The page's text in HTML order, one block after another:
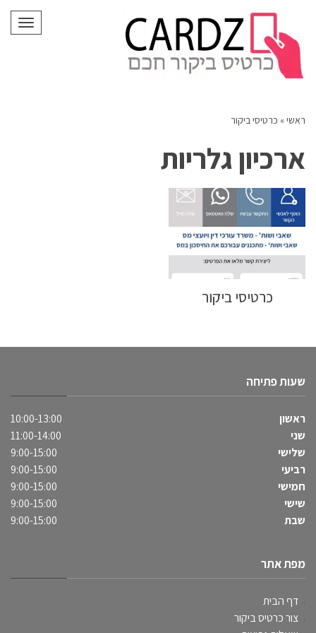
תפריט
ראשי» כרטיסי ביקור
ארכיון גלריות
כרטיסי ביקור
שעות פתיחה
ראשון
10:00-13:00
שני
11:00-14:00
שלישי
9:00-15:00
רביעי
9:00-15:00
חמישי
9:00-15:00
שישי
9:00-15:00
שבת
9:00-15:00
מפת אתר
דף הבית
צור כרטיס ביקור